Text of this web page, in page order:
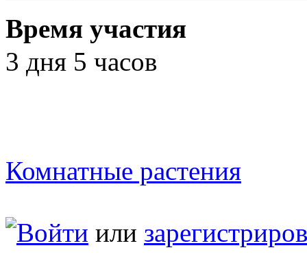
Время участия
3 дня 5 часов
Комнатные растения
Войти или